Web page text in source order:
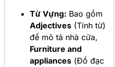
Từ Vựng: Bao gồm
Adjectives (Tính từ)
để mô tả nhà cửa,
Furniture and
appliances (Đồ đạc